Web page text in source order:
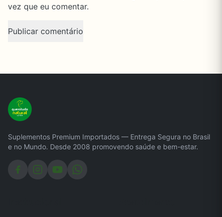
vez que eu comentar.
Suplementos Premium Importados — Entrega Segura no Brasil
e no Mundo. Desde 2008 promovendo saúde e bem-estar.